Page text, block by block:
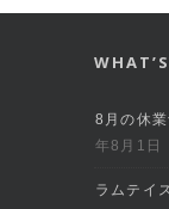
8月の休
年8月1日
ラムテイ